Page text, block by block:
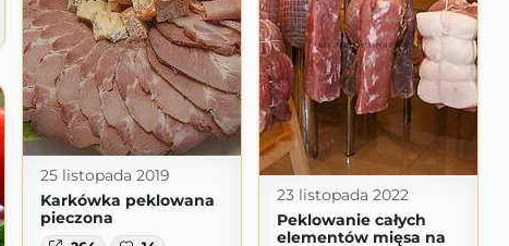
25 listopada 2019
Karkówka peklowana
pieczona
23 listopada 2022
Peklowanie całych
elementów mięsa na